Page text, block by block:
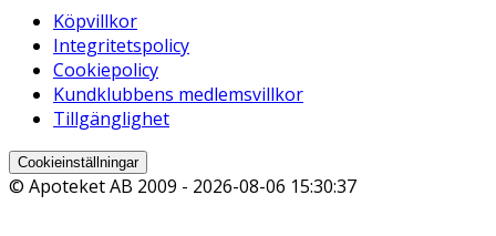
Köpvillkor
Integritetspolicy
Cookiepolicy
Kundklubbens medlemsvillkor
Tillgänglighet
Cookieinställningar
© Apoteket AB 2009 - 2026-08-06 15:30:37